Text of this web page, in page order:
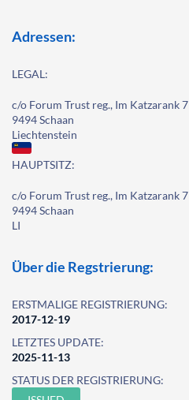
Adressen:
LEGAL:
c/o Forum Trust reg., Im Katzarank 7
9494 Schaan
Liechtenstein
HAUPTSITZ:
c/o Forum Trust reg., Im Katzarank 7
9494 Schaan
LI
Über die Regstrierung:
ERSTMALIGE REGISTRIERUNG:
2017-12-19
LETZTES UPDATE:
2025-11-13
STATUS DER REGISTRIERUNG: